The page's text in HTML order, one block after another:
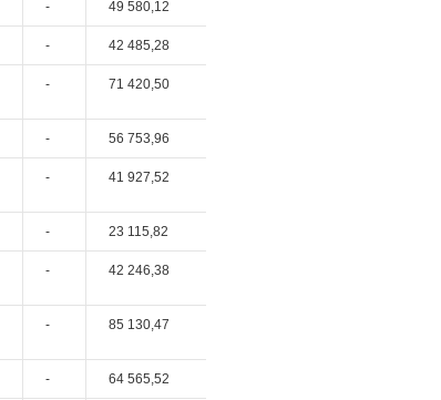
- 49 580,12
- 42 485,28
- 71 420,50
- 56 753,96
- 41 927,52
- 23 115,82
- 42 246,38
- 85 130,47
- 64 565,52